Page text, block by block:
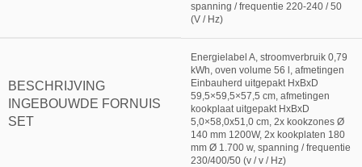
spanning / frequentie 220-240 / 50
(V / Hz)
BESCHRIJVING
INGEBOUWDE FORNUIS
SET
Energielabel A, stroomverbruik 0,79
kWh, oven volume 56 l, afmetingen
Einbauherd uitgepakt HxBxD
59,5×59,5×57,5 cm, afmetingen
kookplaat uitgepakt HxBxD
5,0×58,0x51,0 cm, 2x kookzones Ø
140 mm 1200W, 2x kookplaten 180
mm Ø 1.700 w, spanning / frequentie
230/400/50 (v / v / Hz)